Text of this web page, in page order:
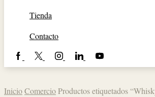
Tienda
Contacto
FacebookTwitterInstagramLindkedinYouTube
InicioComercioProductos etiquetados